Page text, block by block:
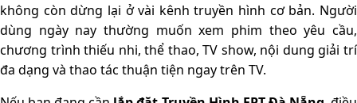
không còn dừng lại ở vài kênh truyền hình cơ bản. Người
dùng ngày nay thường muốn xem phim theo yêu cầu,
chương trình thiếu nhi, thể thao, TV show, nội dung giải trí
đa dạng và thao tác thuận tiện ngay trên TV.